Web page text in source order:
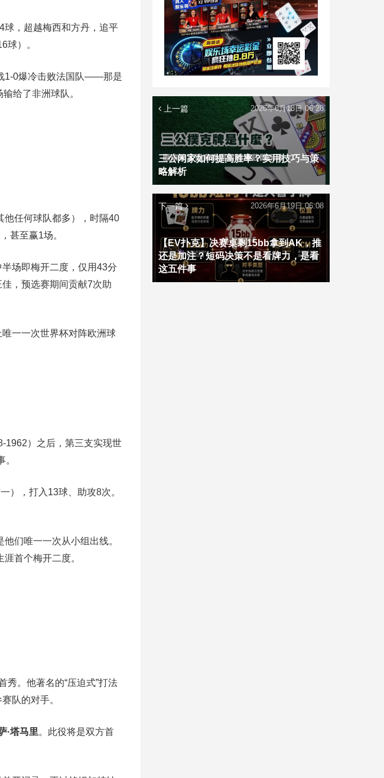
球，超越梅西和方丹，追平
球）
。
1-0爆冷击败法国队——那是
给了非洲球队 。
他任何球队都多），时隔40
甚至赢1场。
场即梅开二度，仅用43分
，预选赛期间贡献7次助
一一次世界杯对阵欧洲球
1962）之后，第三支实现世
），打入13球、助攻8次。
们唯一一次从小组出线。
首个梅开二度。
秀。他著名的“压迫式”打法
队的对手。
·塔马里。此役将是双方首
上一篇
三公闲家如何提高胜率？实用技巧与策
略解析
2026年6月18日 06:28
下一篇
【EV扑克】决赛桌剩15bb拿到AK，推
还是加注？短码决策不是看牌力，是看
这五件事
2026年6月19日 06:08